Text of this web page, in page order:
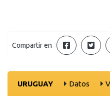
Compartir en
URUGUAY Datos